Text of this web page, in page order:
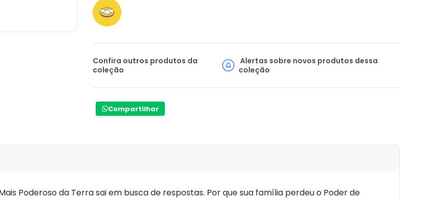
Confira outros produtos da
coleção
Alertas sobre novos produtos dessa
coleção
Compartilhar
Poderoso da Terra sai em busca de respostas. Por que sua família perdeu o Poder de